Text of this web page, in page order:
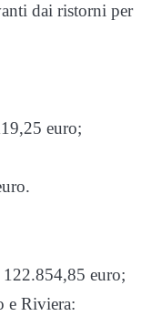
dai ristorni per
euro;
euro;
e Riviera: